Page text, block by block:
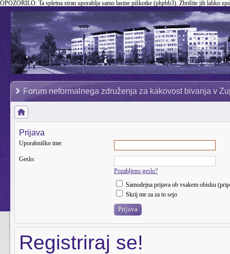
OPOZORILO: Ta spletna stran uporablja samo lastne piškotke (phpbb3). Zbrišite jih lahko
Forum neformalnega združenja za kakovost bivanja v
Prijava
Uporabniško ime:
Geslo:
Pozabljeno geslo?
Samodejna prijava ob vsakem obisku
Skrij me za za to sejo
Registriraj se!